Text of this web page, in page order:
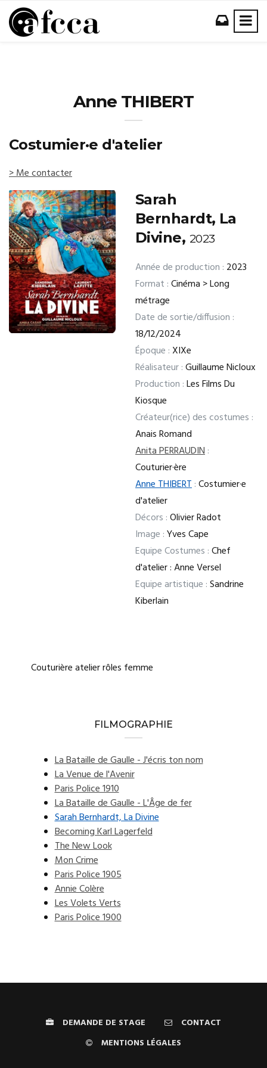
Anne THIBERT
Costumier·e d'atelier
> Me contacter
Sarah
Bernhardt, La
Divine, 2023
Année de production : 2023
Format :Cinéma > Long
métrage
Date de sortie/diffusion :
18/12/2024
Époque :XIXe
Réalisateur :Guillaume Nicloux
Production :Les Films Du
Kiosque
Créateur(rice) des costumes :
Anais Romand
Anita PERRAUDIN:
Couturier·ère
Anne THIBERT:Costumier·e
d'atelier
Décors :Olivier Radot
Image :Yves Cape
Equipe Costumes :Chef
d'atelier : Anne Versel
Equipe artistique :Sandrine
Kiberlain
Couturière atelier rôles femme
FILMOGRAPHIE
La Bataille de Gaulle - J'écris ton nom
La Venue de l'Avenir
Paris Police 1910
La Bataille de Gaulle - L'Âge de fer
Sarah Bernhardt, La Divine
Becoming Karl Lagerfeld
The New Look
Mon Crime
Paris Police 1905
Annie Colère
Les Volets Verts
Paris Police 1900
DEMANDE DE STAGE
CONTACT
MENTIONS LÉGALES